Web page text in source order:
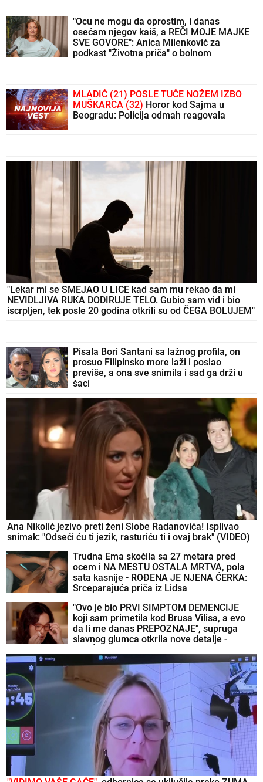
"Ocu ne mogu da oprostim, i danas
osećam njegov kaiš, a REČI MOJE MAJKE
SVE GOVORE": Anica Milenković za
podkast "Životna priča" o bolnom
MLADIĆ (21) POSLE TUČE NOŽEM IZBO
MUŠKARCA (32) Horor kod Sajma u
Beogradu: Policija odmah reagovala
"Lekar mi se SMEJAO U LICE kad sam mu rekao da mi
NEVIDLJIVA RUKA DODIRUJE TELO. Gubio sam vid i bio
iscrpljen, tek posle 20 godina otkrili su od ČEGA BOLUJEM"
Pisala Bori Santani sa lažnog profila, on
prosuo Filipinsko more laži i poslao
previše, a ona sve snimila i sad ga drži u
šaci
Ana Nikolić jezivo preti ženi Slobe Radanovića! Isplivao
snimak: "Odseći ću ti jezik, rasturiću ti i ovaj brak" (VIDEO)
Trudna Ema skočila sa 27 metara pred
ocem i NA MESTU OSTALA MRTVA, pola
sata kasnije - ROĐENA JE NJENA ĆERKA:
Srceparajuća priča iz Lidsa
"Ovo je bio PRVI SIMPTOM DEMENCIJE
koji sam primetila kod Brusa Vilisa, a evo
da li me danas PREPOZNAJE", supruga
slavnog glumca otkrila nove detalje -